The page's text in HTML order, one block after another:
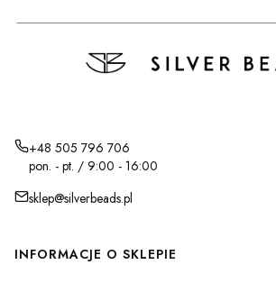
+48 505 796 706
pon. - pt. / 9:00 - 16:00
sklep@silverbeads.pl
Linki w stopce
INFORMACJE O SKLEPIE